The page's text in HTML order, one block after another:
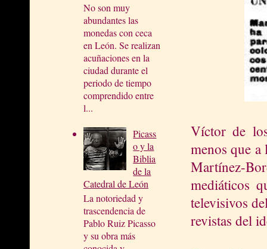
No son muy
abundantes las
monedas con ceca
en León. Se realizan
acuñaciones en la
ciudad durante el
periodo de tiempo
comprendido entre
l...
Picass
o y la
Biblia
de la
Catedral de León
La notoriedad y
trascendencia de
Pablo Ruiz Picasso
y su obra más
Víctor de
menos que
Martínez-
mediáticos
televisivos
revistas del